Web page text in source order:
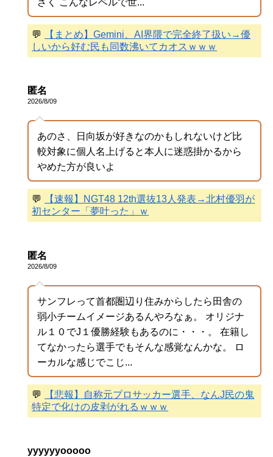
ざく こんなレベルで世...
💬
【まとめ】Gemini、AI界隈で完全終了扱い→優
しいから好む民も同数沸いてカオスｗｗｗ
匿名
2026/8/09
あのさ、日向坂が好きなのかもしれないけど比
較対象に個人名上げると本人に迷惑掛かるから
やめた方が良いよ
💬
【速報】NGT48 12th選抜13人発表→北村優羽が
初センター「夢叶った」ｗ
匿名
2026/8/09
サンフレって首都圏辺り住みからしたら田舎の
弱小チームイメージあるんやろなぁ。 オリジナ
ル１０でJ１優勝経験もあるのに・・・。 在籍し
てなかったら選手でもそんな感覚なんかな。 ロ
ーカルな感じでこじ...
💬
【悲報】自称元プロサッカー選手、なんJ民の鬼
特定で化けの皮剥がれるｗｗｗ
yyyyyyooooo